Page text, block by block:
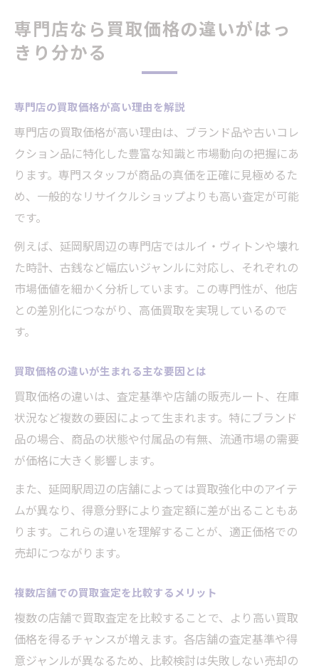
専門店なら買取価格の違いがはっ
きり分かる
専門店の買取価格が高い理由を解説
専門店の買取価格が高い理由は、ブランド品や古いコレ
クション品に特化した豊富な知識と市場動向の把握にあ
ります。専門スタッフが商品の真価を正確に見極めるた
め、一般的なリサイクルショップよりも高い査定が可能
です。
例えば、延岡駅周辺の専門店ではルイ・ヴィトンや壊れ
た時計、古銭など幅広いジャンルに対応し、それぞれの
市場価値を細かく分析しています。この専門性が、他店
との差別化につながり、高価買取を実現しているので
す。
買取価格の違いが生まれる主な要因とは
買取価格の違いは、査定基準や店舗の販売ルート、在庫
状況など複数の要因によって生まれます。特にブランド
品の場合、商品の状態や付属品の有無、流通市場の需要
が価格に大きく影響します。
また、延岡駅周辺の店舗によっては買取強化中のアイテ
ムが異なり、得意分野により査定額に差が出ることもあ
ります。これらの違いを理解することが、適正価格での
売却につながります。
複数店舗での買取査定を比較するメリット
複数の店舗で買取査定を比較することで、より高い買取
価格を得るチャンスが増えます。各店舗の査定基準や得
意ジャンルが異なるため、比較検討は失敗しない売却の